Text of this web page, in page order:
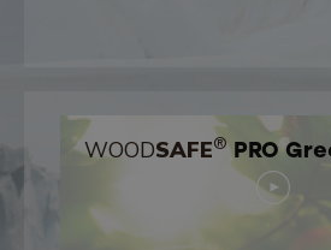
WOODSAFE®PRO